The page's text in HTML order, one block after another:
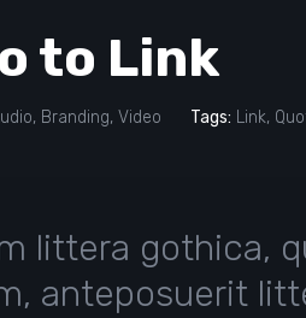
to Link
, Branding, Video Tags: Link,
littera gothica,
anteposuerit